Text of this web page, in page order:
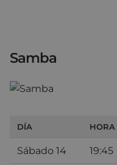
Samba
DÍA HORA
Sábado 14 19:45